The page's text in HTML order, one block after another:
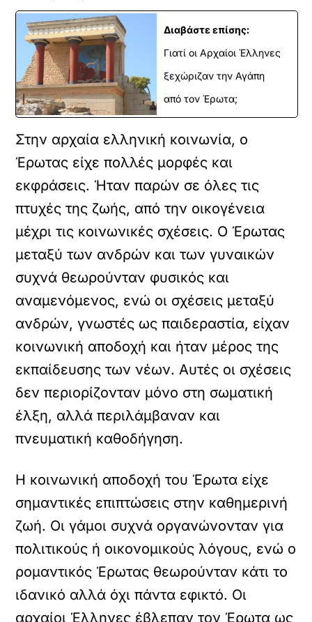
Διαβάστε επίσης:
Γιατί οι Αρχαίοι Έλληνες
ξεχώριζαν την Αγάπη
από τον Έρωτα;
Στην αρχαία ελληνική κοινωνία, ο
Έρωτας είχε πολλές μορφές και
εκφράσεις. Ήταν παρών σε όλες τις
πτυχές της ζωής, από την οικογένεια
μέχρι τις κοινωνικές σχέσεις. Ο Έρωτας
μεταξύ των ανδρών και των γυναικών
συχνά θεωρούνταν φυσικός και
αναμενόμενος, ενώ οι σχέσεις μεταξύ
ανδρών, γνωστές ως παιδεραστία, είχαν
κοινωνική αποδοχή και ήταν μέρος της
εκπαίδευσης των νέων. Αυτές οι σχέσεις
δεν περιορίζονταν μόνο στη σωματική
έλξη, αλλά περιλάμβαναν και
πνευματική καθοδήγηση.
Η κοινωνική αποδοχή του Έρωτα είχε
σημαντικές επιπτώσεις στην καθημερινή
ζωή. Οι γάμοι συχνά οργανώνονταν για
πολιτικούς ή οικονομικούς λόγους, ενώ ο
ρομαντικός Έρωτας θεωρούνταν κάτι το
ιδανικό αλλά όχι πάντα εφικτό. Οι
αρχαίοι Έλληνες έβλεπαν τον Έρωτα ως